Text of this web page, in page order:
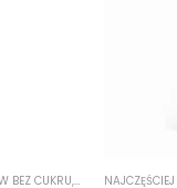
RDA,PASTA NA KAMIEŃ I
BEZ CUKRU, PASTA DO ZĘBÓW